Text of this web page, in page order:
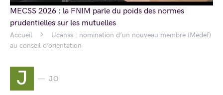
Accueil
Ucanss : nomination d’un nouveau membre (Medef)
au conseil d’orientation
J JO
MECSS 2026 : la FNIM parle du poids des normes
prudentielles sur les mutuelles